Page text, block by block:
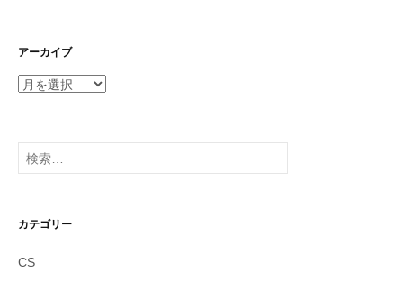
アーカイブ
ア
イ
ブ
検
索:
カテゴリー
CS